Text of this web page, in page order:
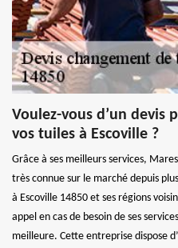
Voulez-vous d’un devis
vos tuiles à Escoville ?
Grâce à ses meilleurs services,
très connue sur le marché depuis
à Escoville 14850 et ses régions
appel en cas de besoin de ses
meilleure. Cette entreprise dispose